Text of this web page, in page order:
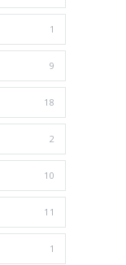
1
9
18
2
10
11
1